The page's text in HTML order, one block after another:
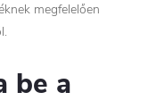
megfelelően
be a